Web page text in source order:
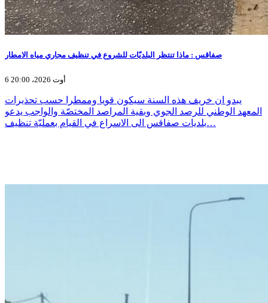
صفاقس : ماذا تنتظر البلديّات للشروع في تنظيف مجاري مياه الامطار
6 أوت 2026، 20:00
يبدو ان خريف هذه السنة سيكون قويا وممطرا حسب تحذيرات
المعهد الوطني للرصد الجوي وبقية المراصد المختصّة والواجب يدعو
بلديات صفاقس الى الاسراع في القيام بعمليّة تنظيف…